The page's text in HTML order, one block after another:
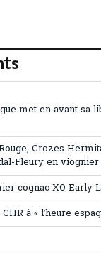
met en avant sa
Crozes
Fleury en viognier
cognac XO Early
à « l’heure